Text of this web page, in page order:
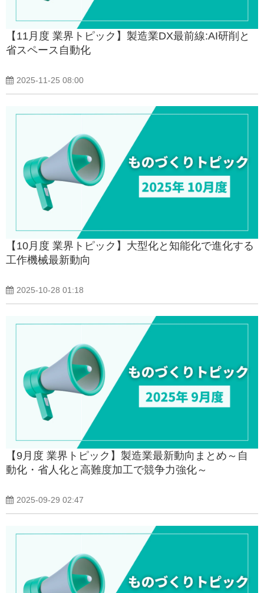
【11月度 業界トピック】製造業DX最前線:AI研削と
省スペース自動化
2025-11-25 08:00
【10月度 業界トピック】大型化と知能化で進化する
工作機械最新動向
2025-10-28 01:18
【9月度 業界トピック】製造業最新動向まとめ～自
動化・省人化と高難度加工で競争力強化～
2025-09-29 02:47